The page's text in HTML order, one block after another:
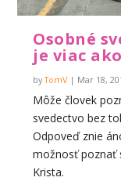
Osobné
je viac
byTomV| Mar 18,
Môže človek
svedectvo bez
Odpoveď znie
možnosť poznať
Krista.